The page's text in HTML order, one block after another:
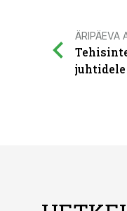
ÄRIPÄEVA